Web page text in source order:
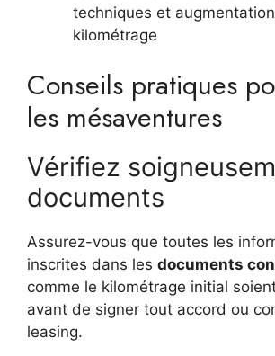
techniques et
kilométrage
Conseils pratiques
les mésaventures
Vérifiez
documents
Assurez-vous que toutes les
inscrites dans les documents
comme le kilométrage initial
avant de signer tout accord ou
leasing.